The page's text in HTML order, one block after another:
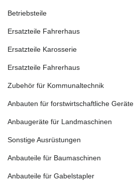
Betriebsteile
Ersatzteile Fahrerhaus
Ersatzteile Karosserie
Ersatzteile Fahrerhaus
Zubehör für Kommunaltechnik
Anbauten für forstwirtschaftliche Geräte
Anbaugeräte für Landmaschinen
Sonstige Ausrüstungen
Anbauteile für Baumaschinen
Anbauteile für Gabelstapler